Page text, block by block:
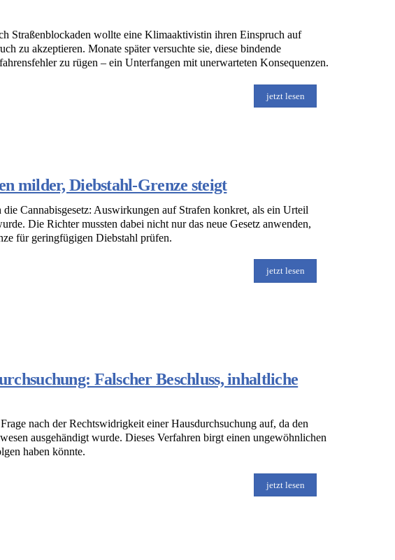
Straßenblockaden wollte eine Klimaaktivistin ihren Einspruch auf
zu akzeptieren. Monate später versuchte sie, diese bindende
zu rügen – ein Unterfangen mit unerwarteten Konsequenzen.
jetzt lesen
milder, Diebstahl-Grenze steigt
Cannabisgesetz: Auswirkungen auf Strafen konkret, als ein Urteil
Die Richter mussten dabei nicht nur das neue Gesetz anwenden,
für geringfügigen Diebstahl prüfen.
jetzt lesen
Falscher Beschluss, inhaltliche
nach der Rechtswidrigkeit einer Hausdurchsuchung auf, da den
ausgehändigt wurde. Dieses Verfahren birgt einen ungewöhnlichen
haben könnte.
jetzt lesen